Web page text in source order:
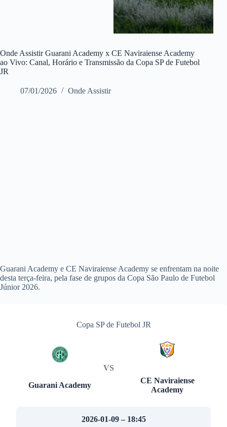
Onde Assistir Guarani Academy x CE Naviraiense Academy
ao Vivo: Canal, Horário e Transmissão da Copa SP de Futebol
JR
07/01/2026 Onde Assistir
Guarani Academy e CE Naviraiense Academy se enfrentam na noite
desta terça-feira, pela fase de grupos da Copa São Paulo de Futebol
Júnior 2026.
Copa SP de Futebol JR
Guarani Academy
VS
CE Naviraiense
Academy
2026-01-09 – 18:45